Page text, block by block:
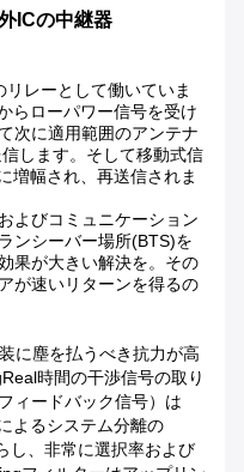
ICの中継器
レーとして働いていま
らローパワー信号を受け
次に適用範囲のアンテナ
します。そして移動式信
増幅され、再送信されま
よびコミュニケーション
ンシーバー場所(BTS)を
果が大きい解決を。その
が速いリターンを得るの
に塵を払うべき抗力が高
時間の干渉信号の取り
ィードバック信号）は
よるシステム分離の
し、非常に選択率および